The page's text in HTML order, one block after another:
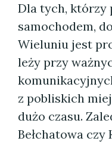
Dla tych, którzy
samochodem,
Wieluniu jest
leży przy
z pobliskich
dużo czasu.
Bełchatowa